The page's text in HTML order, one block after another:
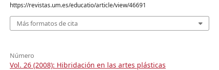
https://revistas.um.es/educatio/article/view/46691
Más formatos de cita
Número
Vol. 26 (2008): Hibridación en las artes plásticas